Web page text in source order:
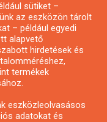
sütiket –
az eszközön tárolt
– például egyedi
alapvető
hirdetések és
termékek
eszközleolvasásos
adatokat és